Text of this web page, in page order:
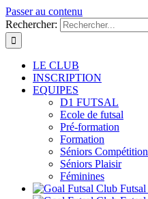
Passer au contenu
Rechercher:
LE CLUB
INSCRIPTION
EQUIPES
D1 FUTSAL
Ecole de futsal
Pré-formation
Formation
Séniors Compétition
Séniors Plaisir
Féminines